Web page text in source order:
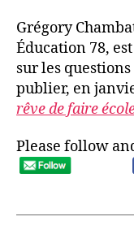
Grégory
Éducation 78,
sur les
publier, en
rêve de faire
Please follow